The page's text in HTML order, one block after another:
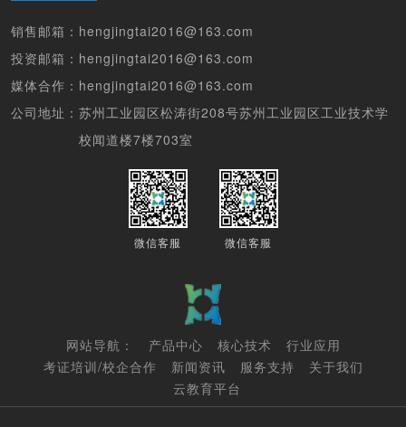
销售邮箱： hengjingtai2016@163.com
投资邮箱： hengjingtai2016@163.com
媒体合作： hengjingtai2016@163.com
公司地址： 苏州工业园区松涛街208号苏州工业园区工业技术学
校闻道楼7楼703室
微信客服 微信客服
网站导航： 产品中心 核心技术
行业应用
考证培训/校企合作
新闻资讯 服务支持
关于我们
云教育平台